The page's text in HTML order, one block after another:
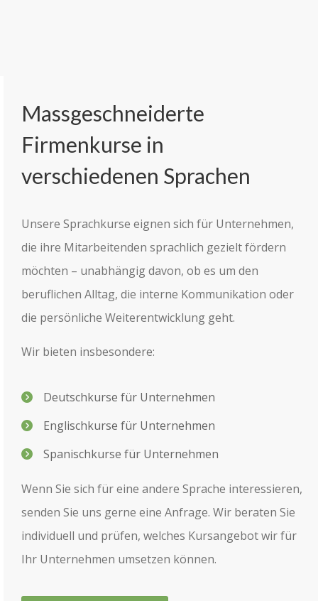
Massgeschneiderte
Firmenkurse in
verschiedenen Sprachen
Unsere Sprachkurse eignen sich für Unternehmen,
die ihre Mitarbeitenden sprachlich gezielt fördern
möchten – unabhängig davon, ob es um den
beruflichen Alltag, die interne Kommunikation oder
die persönliche Weiterentwicklung geht.
Wir bieten insbesondere:
Deutschkurse für Unternehmen
Englischkurse für Unternehmen
Spanischkurse für Unternehmen
Wenn Sie sich für eine andere Sprache interessieren,
senden Sie uns gerne eine Anfrage. Wir beraten Sie
individuell und prüfen, welches Kursangebot wir für
Ihr Unternehmen umsetzen können.